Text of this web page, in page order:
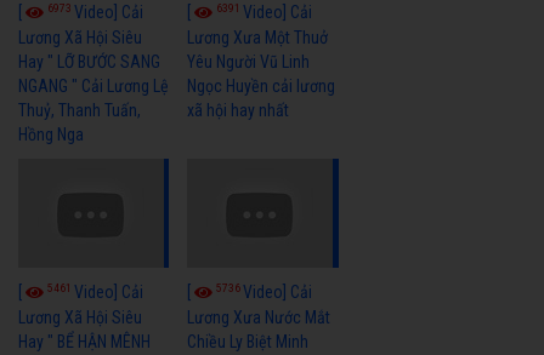
6973 Video] Cải
Lương Xã Hội Siêu
Hay " LỠ BƯỚC SANG
NGANG " Cải Lương Lệ
Thuỷ, Thanh Tuấn,
Hồng Nga
6391Video] Cải
Lương Xưa Một Thuở
Yêu Người Vũ Linh
Ngọc Huyền cải lương
xã hội hay nhất
5461 Video] Cải
Lương Xã Hội Siêu
Hay " BỂ HẬN MÊNH
5736Video] Cải
Lương Xưa Nước Mắt
Chiều Ly Biệt Minh